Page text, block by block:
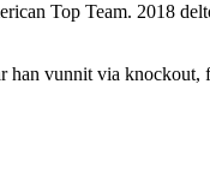
Top Team. 2018
vunnit via knockout,